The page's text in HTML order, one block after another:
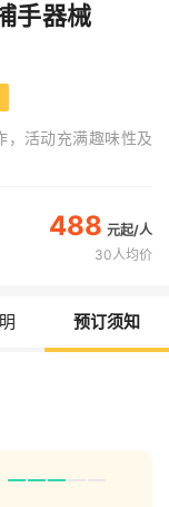
手器械
，活动充满趣味性及
488
30人均价
预订须知